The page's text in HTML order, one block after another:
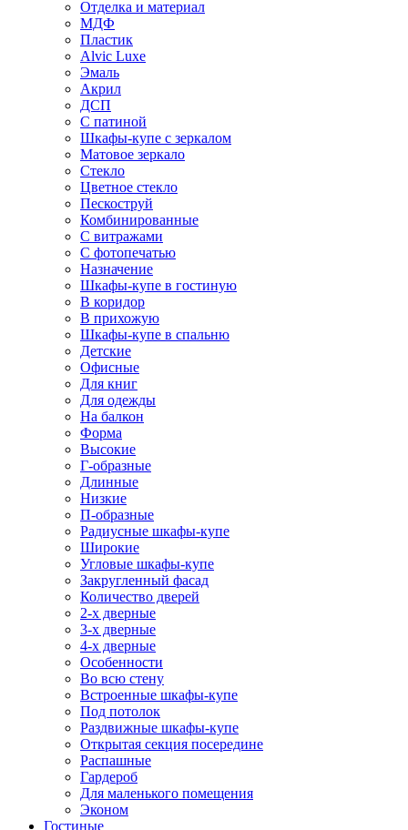
Отделка и материал
МДФ
Пластик
Alvic Luxe
Эмаль
Акрил
ДСП
С патиной
Шкафы-купе с зеркалом
Матовое зеркало
Стекло
Цветное стекло
Пескоструй
Комбинированные
С витражами
С фотопечатью
Назначение
Шкафы-купе в гостиную
В коридор
В прихожую
Шкафы-купе в спальню
Детские
Офисные
Для книг
Для одежды
На балкон
Форма
Высокие
Г-образные
Длинные
Низкие
П-образные
Радиусные шкафы-купе
Широкие
Угловые шкафы-купе
Закругленный фасад
Количество дверей
2-х дверные
3-х дверные
4-х дверные
Особенности
Во всю стену
Встроенные шкафы-купе
Под потолок
Раздвижные шкафы-купе
Открытая секция посередине
Распашные
Гардероб
Для маленького помещения
Эконом
Гостиные